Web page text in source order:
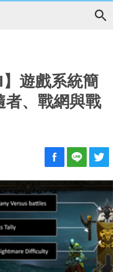
】遊戲系統簡
者、戰網與戰